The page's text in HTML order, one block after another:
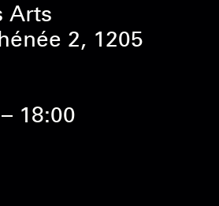
Arts
2, 1205
18:00